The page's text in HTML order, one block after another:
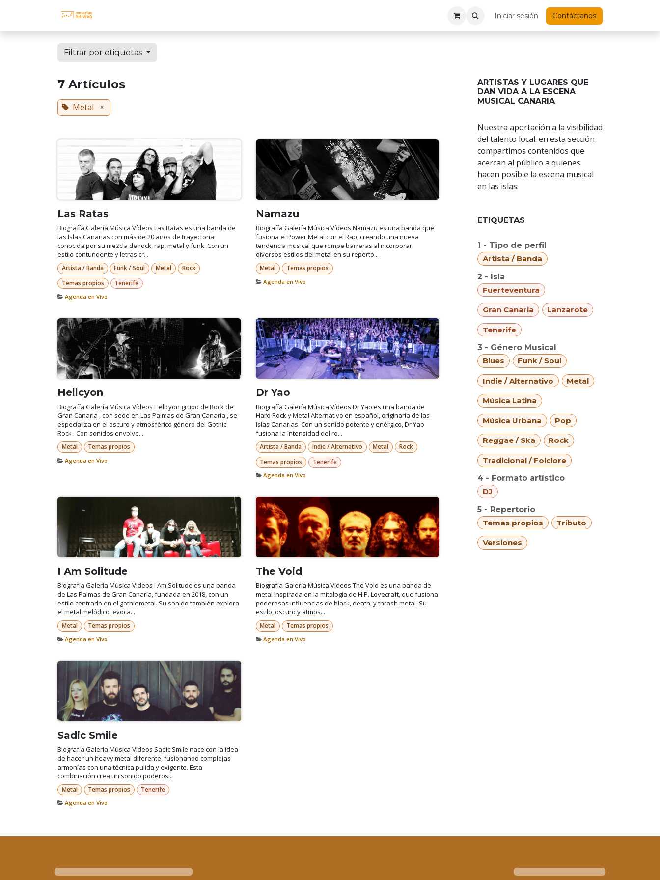
Iniciar sesión Contáctanos
Filtrar por etiquetas
7 Artículos
Metal ×
Las Ratas
Biografía Galería Música Vídeos Las Ratas es una banda de
las Islas Canarias con más de 20 años de trayectoria,
conocida por su mezcla de rock, rap, metal y funk. Con un
estilo contundente y letras cr...
Artista / Banda Funk / Soul Metal
Rock
Temas propios
Tenerife
Agenda en Vivo
Namazu
Biografía Galería Música Vídeos Namazu es una banda que
fusiona el Power Metal con el Rap, creando una nueva
tendencia musical que rompe barreras al incorporar
diversos estilos del metal en su reperto...
Metal Temas propios
Agenda en Vivo
Hellcyon
Biografía Galería Música Vídeos Hellcyon grupo de Rock de
Gran Canaria , con sede en Las Palmas de Gran Canaria , se
especializa en el oscuro y atmosférico género del Gothic
Rock . Con sonidos envolve...
Metal Temas propios
Agenda en Vivo
Dr Yao
Biografía Galería Música Vídeos Dr Yao es una banda de
Hard Rock y Metal Alternativo en español, originaria de las
Islas Canarias. Con un sonido potente y enérgico, Dr Yao
fusiona la intensidad del ro...
Artista / Banda Indie / Alternativo Metal
Rock
Temas propios
Tenerife
Agenda en Vivo
I Am Solitude
Biografía Galería Música Vídeos I Am Solitude es una banda
de Las Palmas de Gran Canaria, fundada en 2018, con un
estilo centrado en el gothic metal. Su sonido también explora
el metal melódico, evoca...
Metal Temas propios
Agenda en Vivo
The Void
Biografía Galería Música Vídeos The Void es una banda de
metal inspirada en la mitología de H.P. Lovecraft, que fusiona
poderosas influencias de black, death, y thrash metal. Su
estilo, oscuro y atmos...
Metal Temas propios
Agenda en Vivo
Sadic Smile
Biografía Galería Música Vídeos Sadic Smile nace con la idea
de hacer un heavy metal diferente, fusionando complejas
armonías con una técnica pulida y exigente. Esta
combinación crea un sonido poderos...
Metal Temas propios Tenerife
Agenda en Vivo
ARTISTAS Y LUGARES QUE
DAN VIDA A LA ESCENA
MUSICAL CANARIA
Nuestra aportación a la visibilidad
del talento local: en esta sección
compartimos contenidos que
acercan al público a quienes
hacen posible la escena musical
en las islas.
ETIQUETAS
1 - Tipo de perfil
Artista / Banda
2 - Isla
Fuerteventura
Gran Canaria Lanzarote
Tenerife
3 - Género Musical
Blues
Funk / Soul
Indie / Alternativo Metal
Música Latina
Música Urbana Pop
Reggae / Ska Rock
Tradicional / Folclore
4 - Formato artístico
DJ
5 - Repertorio
Temas propios
Tributo
Versiones